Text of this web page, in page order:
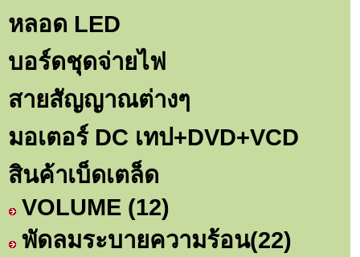
หลอด LED
บอร์ดชุดจ่ายไฟ
สายสัญญาณต่างๆ
มอเตอร์ DC เทป+DVD+VCD
สินค้าเบ็ดเตล็ด
VOLUME (12)
พัดลมระบายความร้อน(22)